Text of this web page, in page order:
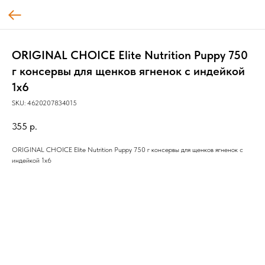
ORIGINAL CHOICE Elite Nutrition Puppy 750
г консервы для щенков ягненок с индейкой
1х6
SKU: 4620207834015
355 р.
ORIGINAL CHOICE Elite Nutrition Puppy 750 г консервы для щенков ягненок с
индейкой 1х6